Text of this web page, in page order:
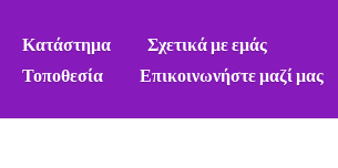
Κατάστημα
Σχετικά με εμάς
Τοποθεσία
Επικοινωνήστε μαζί μας